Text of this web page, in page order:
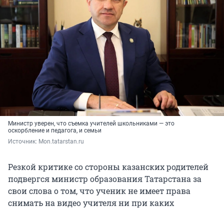
Министр уверен, что съемка учителей школьниками — это
оскорбление и педагога, и семьи
Источник: Mon.tatarstan.ru
Резкой критике со стороны казанских родителей
подвергся министр образования Татарстана за
свои слова о том, что ученик не имеет права
снимать на видео учителя ни при каких